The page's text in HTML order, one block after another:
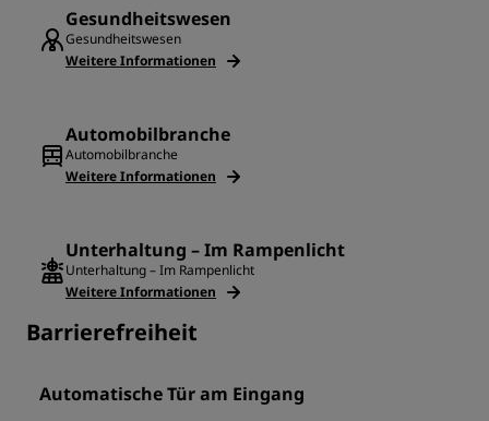
Gesundheitswesen
Gesundheitswesen
Weitere Informationen
Automobilbranche
Automobilbranche
Weitere Informationen
Unterhaltung – Im Rampenlicht
Unterhaltung – Im Rampenlicht
Weitere Informationen
Barrierefreiheit
Automatische Tür am Eingang